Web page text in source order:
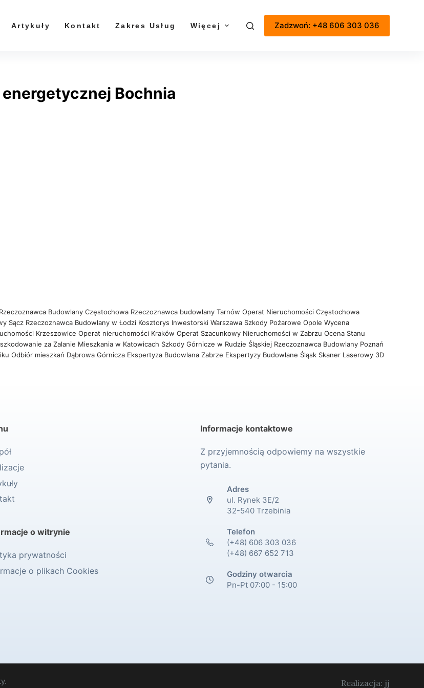
Artykuły Kontakt Zakres Usług Więcej Zadzwoń: +48 606 303 036
Bochnia
Rzeczoznawca Budowlany Częstochowa Rzeczoznawca budowlany Tarnów Operat Nieruchomości Częstochowa
Sącz Rzeczoznawca Budowlany w Łodzi Kosztorys Inwestorski Warszawa Szkody Pożarowe OpoleWycena
KrzeszowiceOperat nieruchomości Kraków Operat Szacunkowy Nieruchomości w ZabrzuOcena Stanu
za Zalanie Mieszkania w Katowicach Szkody Górnicze w Rudzie Śląskiej Rzeczoznawca Budowlany Poznań
Odbiór mieszkań Dąbrowa Górnicza Ekspertyza Budowlana Zabrze Ekspertyzy Budowlane Śląsk Skaner Laserowy 3D
o witrynie
prywatności
o plikach Cookies
Informacje kontaktowe
Z przyjemnością odpowiemy na wszystkie
pytania.
Adres
ul. Rynek 3E/2
32-540 Trzebinia
Telefon
(+48) 606 303 036
(+48) 667 652 713
Godziny otwarcia
Pn-Pt 07:00 - 15:00
Realizacja: jj